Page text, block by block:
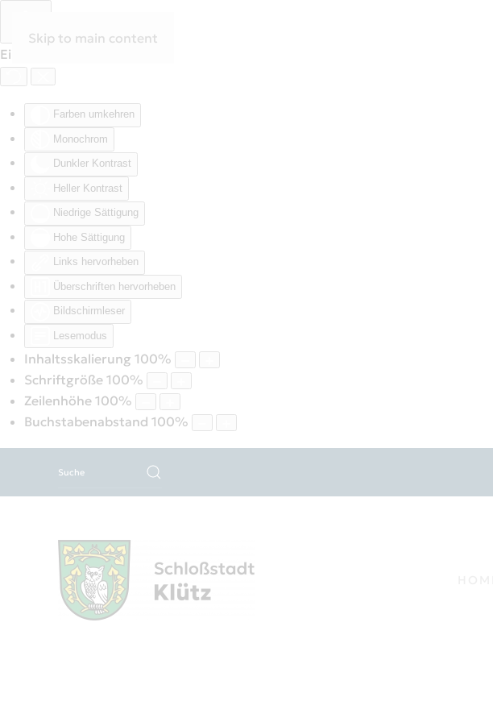
Eingabehilfen öffnen
Farben umkehren
Monochrom
Dunkler Kontrast
Heller Kontrast
Niedrige Sättigung
Hohe Sättigung
Links hervorheben
Überschriften hervorheben
Bildschirmleser
Lesemodus
Inhaltsskalierung 100%
Schriftgröße 100%
Zeilenhöhe 100%
Buchstabenabstand 100%
Skip to main content